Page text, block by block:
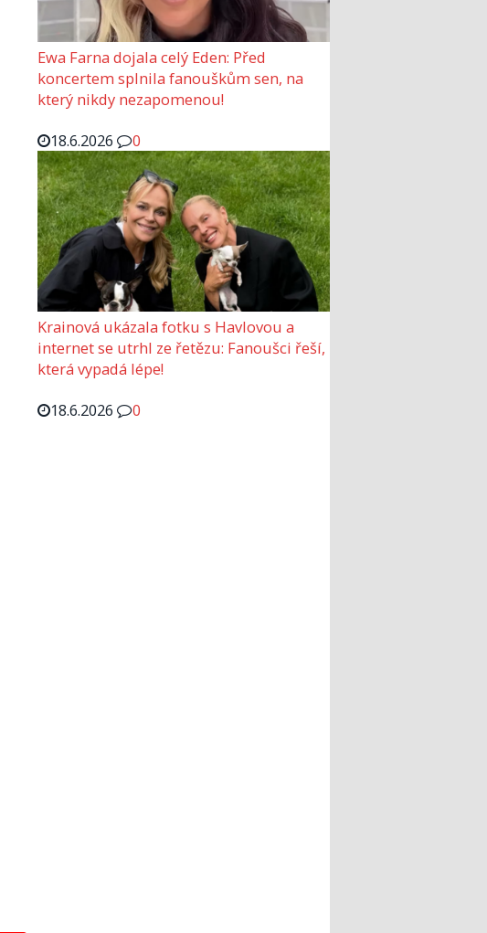
Ewa Farna dojala celý Eden: Před
koncertem splnila fanouškům sen, na
který nikdy nezapomenou!
18.6.2026
0
Krainová ukázala fotku s Havlovou a
internet se utrhl ze řetězu: Fanoušci řeší,
která vypadá lépe!
18.6.2026
0